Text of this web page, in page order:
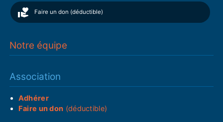
Faire un don (déductible)
Notre équipe
Association
Adhérer
Faire un don (déductible)